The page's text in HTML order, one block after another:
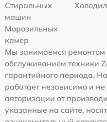
Стиральных
машин
Морозильных
камер
Мы занимаемся ремонтом
обслуживанием техники
гарантийного периода.
работает независимо и
авторизации от
указанные на сайте,